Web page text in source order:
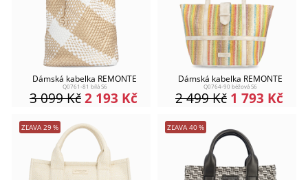
Dámská kabelka REMONTE
Q0761-81 bílá S6
2 193 Kč
3 099Kč
Dámská kabelka REMONTE
Q0764-90 béžová S6
1 793 Kč
2 499Kč
ZĽAVA 29% ZĽAVA 40%